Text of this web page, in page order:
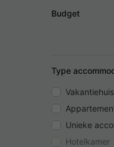
Budget
Type
Vakantiehuis
Unieke
Hotelkamer